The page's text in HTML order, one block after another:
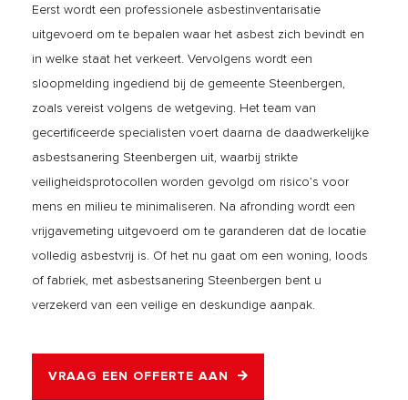
Eerst wordt een professionele asbestinventarisatie
uitgevoerd om te bepalen waar het asbest zich bevindt en
in welke staat het verkeert. Vervolgens wordt een
sloopmelding ingediend bij de gemeente Steenbergen,
zoals vereist volgens de wetgeving. Het team van
gecertificeerde specialisten voert daarna de daadwerkelijke
asbestsanering Steenbergen uit, waarbij strikte
veiligheidsprotocollen worden gevolgd om risico’s voor
mens en milieu te minimaliseren. Na afronding wordt een
vrijgavemeting uitgevoerd om te garanderen dat de locatie
volledig asbestvrij is. Of het nu gaat om een woning, loods
of fabriek, met asbestsanering Steenbergen bent u
verzekerd van een veilige en deskundige aanpak.
VRAAG EEN OFFERTE AAN